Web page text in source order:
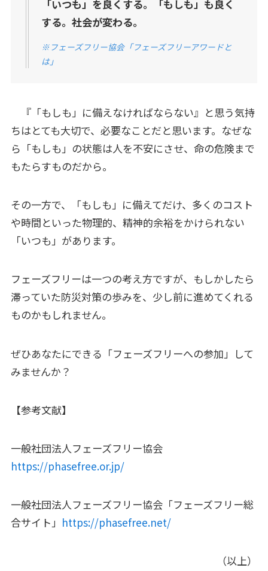
「いつも」を良くする。「もしも」も良く
する。社会が変わる。
※フェーズフリー協会「フェーズフリーアワードと
は」
『「もしも」に備えなければならない』と思う気持
ちはとても大切で、必要なことだと思います。なぜな
ら「もしも」の状態は人を不安にさせ、命の危険まで
もたらすものだから。
その一方で、「もしも」に備えてだけ、多くのコスト
や時間といった物理的、精神的余裕をかけられない
「いつも」があります。
フェーズフリーは一つの考え方ですが、もしかしたら
滞っていた防災対策の歩みを、少し前に進めてくれる
ものかもしれません。
ぜひあなたにできる「フェーズフリーへの参加」して
みませんか？
【参考文献】
一般社団法人フェーズフリー協会
https://phasefree.or.jp/
一般社団法人フェーズフリー協会「フェーズフリー総
合サイト」 https://phasefree.net/
（以上）